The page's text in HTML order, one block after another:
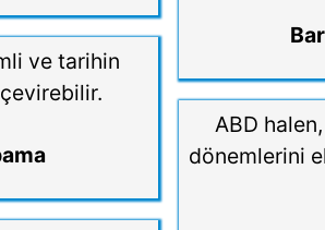
ve tarihin
ABD
dönemlerini